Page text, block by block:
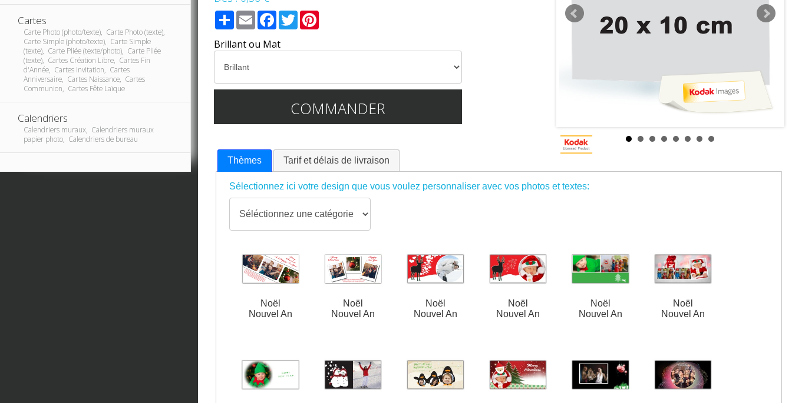
Cartes
Carte Photo (photo/texte), Carte Photo (texte),
Carte Simple (photo/texte), Carte Simple
(texte), Carte Pliée (texte/photo), Carte Pliée
(texte), Cartes Création Libre, Cartes Fin
d'Année, Cartes Invitation, Cartes
Anniversaire, Cartes Naissance, Cartes
Communion, Cartes Fête Laïque
Calendriers
Calendriers muraux, Calendriers muraux
papier photo, Calendriers de bureau
ShareEmailFacebook
TwitterPinterest
Brillant ou Mat
COMMANDER
Thèmes Tarif et délais de livraison
Sélectionnez ici votre design que vous voulez personnaliser avec vos photos et textes:
Noël
Nouvel An
Noël
Nouvel An
Noël
Nouvel An
Noël
Nouvel An
Noël
Nouvel An
Noël
Nouvel An